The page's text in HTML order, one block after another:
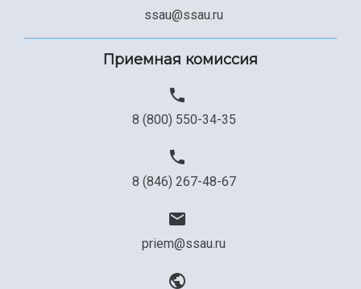
Официальные документы
ssau@ssau.ru
Приемная комиссия
8 (800) 550-34-35
8 (846) 267-48-67
priem@ssau.ru